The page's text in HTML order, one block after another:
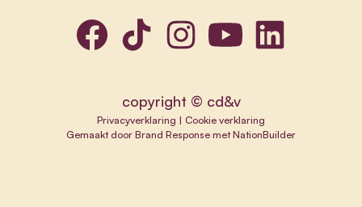
copyright © cd&v
Privacyverklaring | Cookie verklaring
Gemaakt doorBrand ResponsemetNationBuilder